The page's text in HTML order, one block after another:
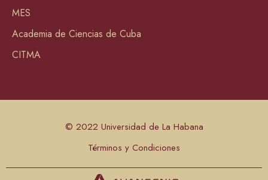
MES
Academia de Ciencias de Cuba
CITMA
© 2022 Universidad de La Habana
Términos y Condiciones